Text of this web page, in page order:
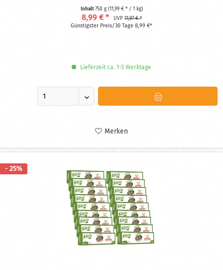
hergestellt in Italien
zertifiziert glutenfrei
Inhalt750 g (11,99 € * / 1 kg)
8,99 € * UVP11,97 € *
Günstigster Preis/30 Tage 8,99 €*
Lieferzeit ca. 1-3 Werktage
Merken
- 25%